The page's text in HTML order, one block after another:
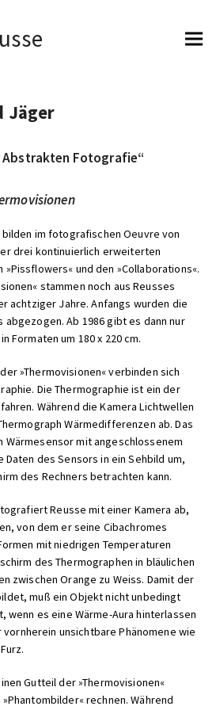
Jäger
Abstrakten Fotografie“
bilden im fotografischen Oeuvre von
drei kontinuierlich erweiterten
und den »Collaborations«.
stammen noch aus Reusses
achtziger Jahre. Anfangs wurden die
abgezogen. Ab 1986 gibt es dann nur
Formaten um 180 x 220 cm.
»Thermovisionen« verbinden sich
Die Thermographie ist ein der
Während die Kamera Lichtwellen
Wärmedifferenzen ab. Das
Wärmesensor mit angeschlossenem
Daten des Sensors in ein Sehbild um,
des Rechners betrachten kann.
Reusse mit einer Kamera ab,
von dem er seine Cibachromes
mit niedrigen Temperaturen
des Thermographen in bläulichen
zwischen Orange zu Weiss. Damit der
muß ein Objekt nicht unbedingt
wenn es eine Wärme-Aura hinterlassen
vornherein unsichtbare Phänomene wie
Gutteil der »Thermovisionen«
rechnen. Während